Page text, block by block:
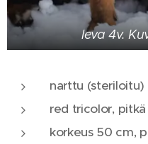
Ieva 4v.
narttu (steriloitu)
red tricolor,
korkeus 50 cm,